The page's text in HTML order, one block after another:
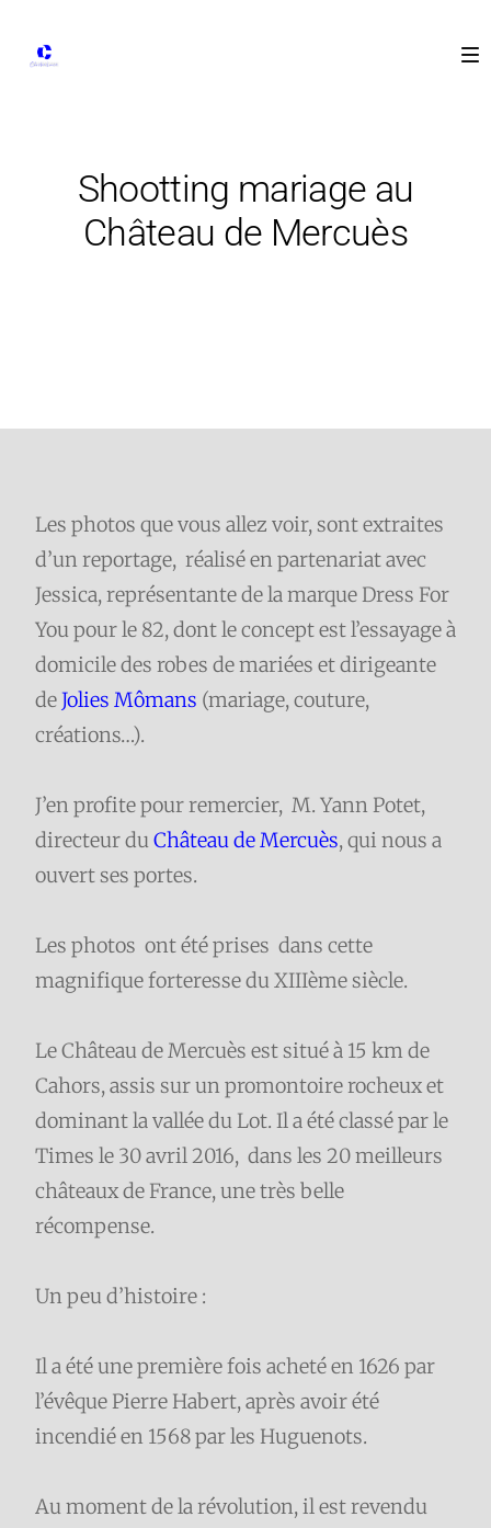
Shootting mariage au
Château de Mercuès
Les photos que vous allez voir, sont extraites
d’un reportage, réalisé en partenariat avec
Jessica, représentante de la marque Dress For
You pour le 82, dont le concept est l’essayage à
domicile des robes de mariées et dirigeante
deJolies Mômans (mariage, couture,
créations…).
J’en profite pour remercier, M. Yann Potet,
directeur duChâteau de Mercuès, qui nous a
ouvert ses portes.
Les photos ont été prises dans cette
magnifique forteresse du XIIIème siècle.
Le Château de Mercuès est situé à 15 km de
Cahors, assis sur un promontoire rocheux et
dominant la vallée du Lot. Il a été classé par le
Times le 30 avril 2016, dans les 20 meilleurs
châteaux de France, une très belle
récompense.
Un peu d’histoire :
Il a été une première fois acheté en 1626 par
l’évêque Pierre Habert, après avoir été
incendié en 1568 par les Huguenots.
Au moment de la révolution, il est revendu